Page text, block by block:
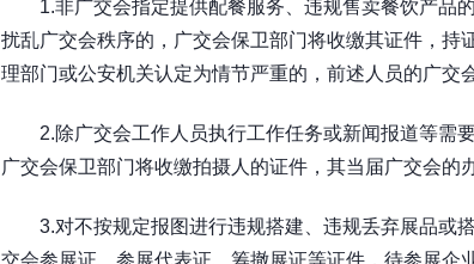
1.非广交会指定提供配餐服务、违规售卖餐饮产品
扰乱广交会秩序的，广交会保卫部门将收缴其证件，持
理部门或公安机关认定为情节严重的，前述人员的广交
2.除广交会工作人员执行工作任务或新闻报道等需
广交会保卫部门将收缴拍摄人的证件，其当届广交会的
3.对不按规定报图进行违规搭建、违规丢弃展品或
交会参展证、参展代表证、筹撤展证等证件，待参展